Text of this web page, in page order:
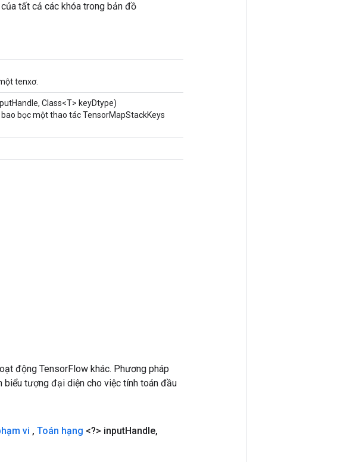
tất cả các khóa trong bản đồ
tenxơ.
Class<T> keyDtype)
bọc một thao tác TensorMapStackKeys
động TensorFlow khác. Phương pháp
tượng đại diện cho việc tính toán đầu
vi , Toán hạng <?> inputHandle,